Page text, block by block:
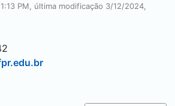
PM, última modificação 3/12/2024,